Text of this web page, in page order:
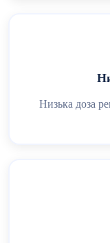
Низька доза